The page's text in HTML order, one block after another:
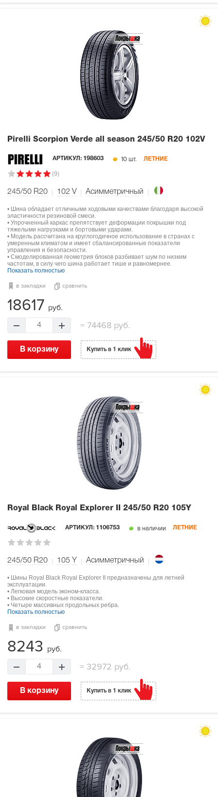
Pirelli Scorpion Verde all season 245/50 R20 102V
АРТИКУЛ: 198603 10 шт. ЛЕТНИЕ
(9)
245/50 R20 102 V Асимметричный
• Шина обладает отличными ходовыми качествами благодаря высокой
эластичности резиновой смеси.
• Упрочненный каркас препятствует деформации покрышки под
тяжелыми нагрузками и бортовыми ударами.
• Модель рассчитана на круглогодичное использование в странах с
умеренным климатом и имеет сбалансированные показатели
управления и безопасности.
• Смоделированная геометрия блоков разбивает шум по низким
частотам, в силу чего шина работает тише и равномернее.
Показать полностью
в закладки сравнить
18617 руб.
4 =74468 руб.
В корзину Купить в 1 клик
Royal Black Royal Explorer II 245/50 R20 105Y
АРТИКУЛ: 1106753 в наличии ЛЕТНИЕ
245/50 R20 105 Y Асимметричный
• Шины Royal Black Royal Explorer II предназначены для летней
эксплуатации.
• Легковая модель эконом-класса.
• Высокие скоростные показатели.
• Четыре массивных продольных ребра.
Показать полностью
в закладки сравнить
8243 руб.
4 =32972 руб.
В корзину Купить в 1 клик